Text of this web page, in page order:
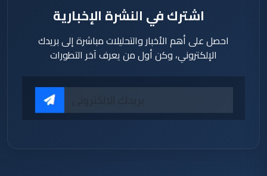
اشترك في النشرة الإخبارية
احصل على أهم الأخبار والتحليلات مباشرة إلى بريدك
الإلكتروني، وكن أول من يعرف آخر التطورات